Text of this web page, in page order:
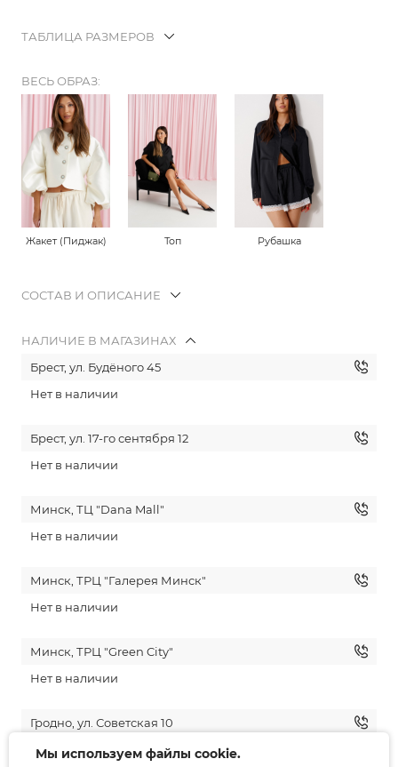
ТАБЛИЦА РАЗМЕРОВ
ВЕСЬ ОБРАЗ:
Жакет (Пиджак) Топ Рубашка
СОСТАВ И ОПИСАНИЕ
НАЛИЧИЕ В МАГАЗИНАХ
Брест, ул. Будёного 45
Нет в наличии
Брест, ул. 17-го сентября 12
Нет в наличии
Минск, ТЦ "Dana Mall"
Нет в наличии
Минск, ТРЦ "Галерея Минск"
Нет в наличии
Минск, ТРЦ "Green City"
Нет в наличии
Гродно, ул. Советская 10
В наличии: 42, 44
Мы используем файлы cookie.